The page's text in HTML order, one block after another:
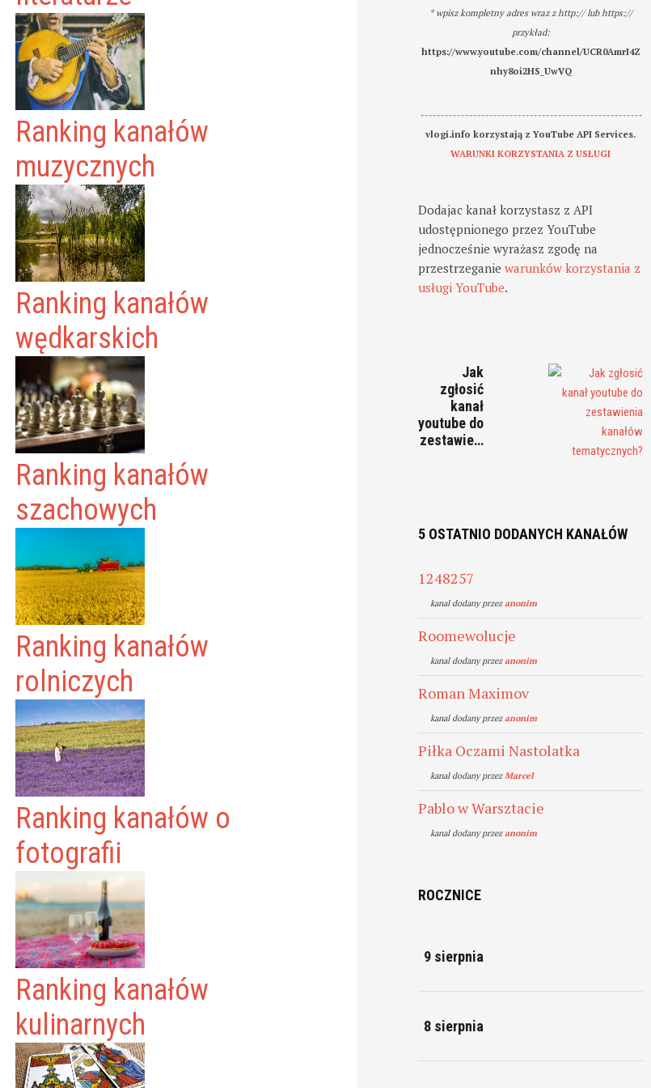
Ranking kanałów
muzycznych
Ranking kanałów
wędkarskich
Ranking kanałów
szachowych
Ranking kanałów
rolniczych
Ranking kanałów o
fotografii
Ranking kanałów
kulinarnych
* wpisz kompletny adres wraz z http:// lub https://
przykład:
https://www.youtube.com/channel/UCR0AmrI4Z
nhy8oi2HS_UwVQ
-------------------------------------------------------
vlogi.info korzystają z YouTube API Services.
WARUNKI KORZYSTANIA Z USŁUGI
Dodajac kanał korzystasz z API
udostępnionego przez YouTube
jednocześnie wyrażasz zgodę na
przestrzeganiewarunków korzystania z
usługi YouTube.
Jak
zgłosić
kanał
youtube do
zestawie…
5 OSTATNIO DODANYCH KANAŁÓW
1248257
kanal dodany przezanonim
Roomewolucje
kanal dodany przezanonim
Roman Maximov
kanal dodany przezanonim
Piłka Oczami Nastolatka
kanal dodany przezMarcel
Pablo w Warsztacie
kanal dodany przezanonim
ROCZNICE
9 sierpnia
8 sierpnia